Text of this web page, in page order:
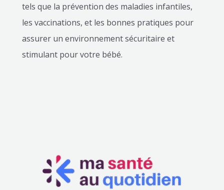
tels que la prévention des maladies infantiles,
les vaccinations, et les bonnes pratiques pour
assurer un environnement sécuritaire et
stimulant pour votre bébé.